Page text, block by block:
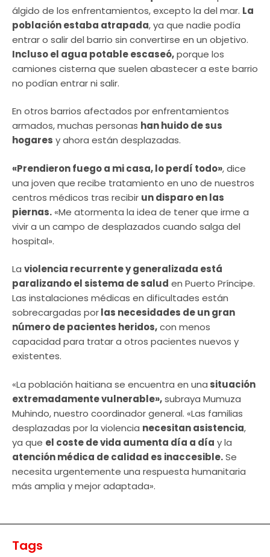
álgido de los enfrentamientos, excepto la del mar. La
población estaba atrapada, ya que nadie podía
entrar o salir del barrio sin convertirse en un objetivo.
Incluso el agua potable escaseó,porque los
camiones cisterna que suelen abastecer a este barrio
no podían entrar ni salir.
En otros barrios afectados por enfrentamientos
armados, muchas personas han huido de sus
hogares y ahora están desplazadas.
«Prendieron fuego a mi casa, lo perdí todo», dice
una joven que recibe tratamiento en uno de nuestros
centros médicos tras recibir un disparo en las
piernas.«Me atormenta la idea de tener que irme a
vivir a un campo de desplazados cuando salga del
hospital».
La violencia recurrente y generalizada está
paralizando el sistema de salud en Puerto Príncipe.
Las instalaciones médicas en dificultades están
sobrecargadas porlas necesidades de un gran
número de pacientes heridos,con menos
capacidad para tratar a otros pacientes nuevos y
existentes.
«La población haitiana se encuentra en una situación
extremadamente vulnerable»,subraya Mumuza
Muhindo, nuestro coordinador general. «Las familias
desplazadas por la violencia necesitan asistencia,
ya que el coste de vida aumenta día a día y la
atención médica de calidad es inaccesible.Se
necesita urgentemente una respuesta humanitaria
más amplia y mejor adaptada».
Tags